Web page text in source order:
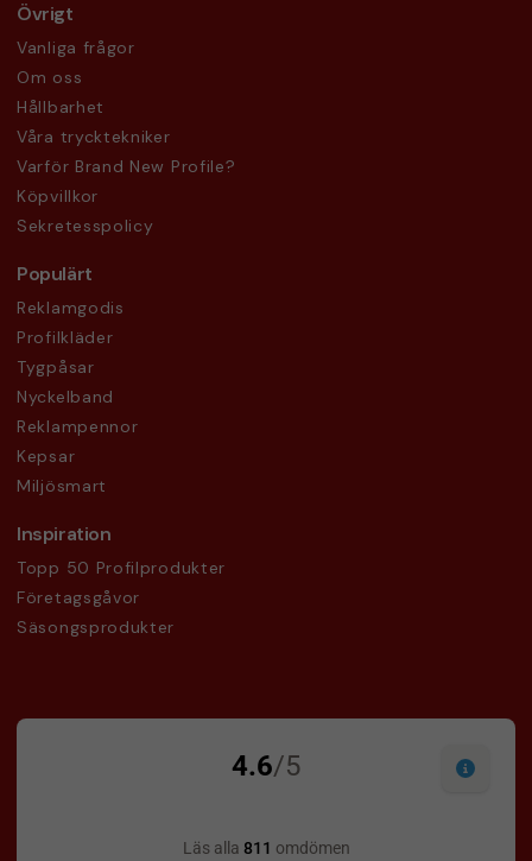
Övrigt
Vanliga frågor
Om oss
Hållbarhet
Våra trycktekniker
Varför Brand New Profile?
Köpvillkor
Sekretesspolicy
Populärt
Reklamgodis
Profilkläder
Tygpåsar
Nyckelband
Reklampennor
Kepsar
Miljösmart
Inspiration
Topp 50 Profilprodukter
Företagsgåvor
Säsongsprodukter